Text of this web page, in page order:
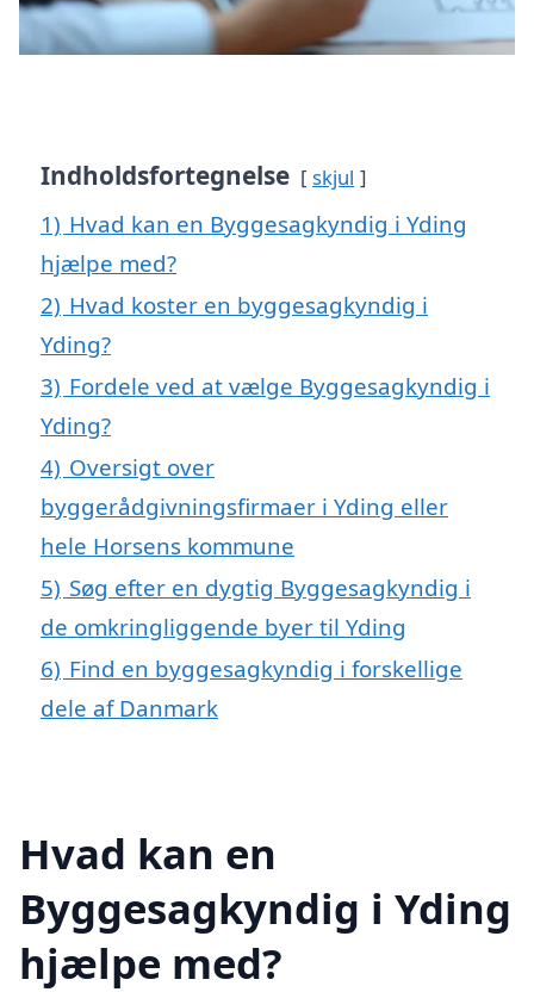
Indholdsfortegnelse skjul
1) Hvad kan en Byggesagkyndig i Yding
hjælpe med?
2) Hvad koster en byggesagkyndig i
Yding?
3) Fordele ved at vælge Byggesagkyndig i
Yding?
4) Oversigt over
byggerådgivningsfirmaer i Yding eller
hele Horsens kommune
5) Søg efter en dygtig Byggesagkyndig i
de omkringliggende byer til Yding
6) Find en byggesagkyndig i forskellige
dele af Danmark
Hvad kan en
Byggesagkyndig i Yding
hjælpe med?